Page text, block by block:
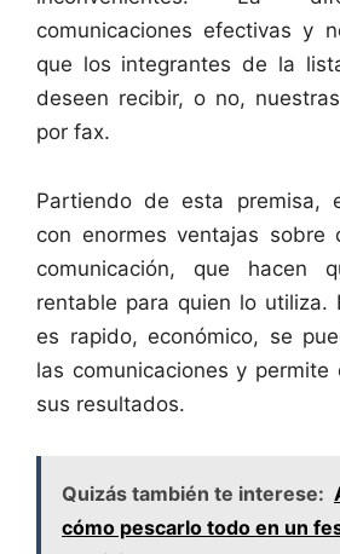
comunicaciones efectivas y
que los integrantes de la
deseen recibir, o no,
por fax.
Partiendo de esta premisa,
con enormes ventajas sobre
comunicación, que hacen
rentable para quien lo utiliza.
es rapido, económico, se
las comunicaciones y
sus resultados.
Quizás también te interese:
cómo pescarlo todo en un